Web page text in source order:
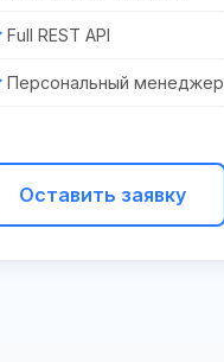
Full REST API
Персональный менеджер
Оставить заявку